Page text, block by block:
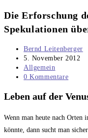
Die Erforschung
Spekulationen
Beitrags-
Autor:
Bernd Leitenberger
Beitrag
veröffentlicht:
5. November 2012
Beitrags-
Kategorie:
Allgemein
Beitrags-
0 Kommentare
Leben auf der
Wenn man heute nach Orten
könnte, dann sucht man